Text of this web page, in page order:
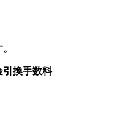
引換手数料